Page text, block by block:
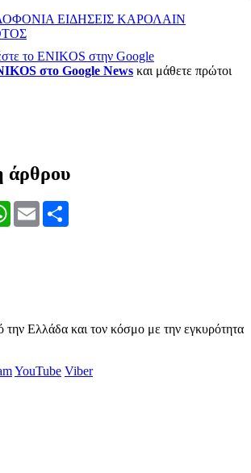
ΕΙΔΗΣΕΙΣ ΚΑΡΟΛΑΙΝ
το ENIKOS στην Google
στο Google News και μάθετε πρώτοι
άρθρου
WhatsApp
Email
την Ελλάδα και τον κόσμο με την εγκυρότητα
YouTube Viber